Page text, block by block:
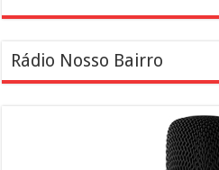
Rádio Nosso Bairro